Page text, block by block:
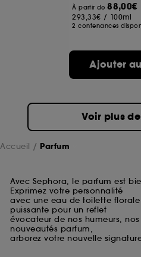
À partir de88,00€
293,33€ / 100ml
2 contenances
Ajouter
Voir plus
Accueil Parfum
Avec Sephora, le parfum est
Exprimez votre personnalité
avec une eau de toilette
puissante pour un reflet
évocateur de nos humeurs,
nouveautés parfum,
arborez votre nouvelle